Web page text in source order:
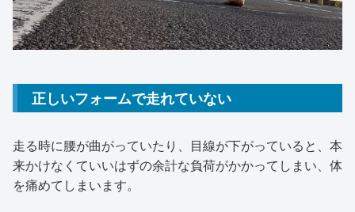
正しいフォームで走れていない
走る時に腰が曲がっていたり、目線が下がっていると、本
来かけなくていいはずの余計な負荷がかかってしまい、体
を痛めてしまいます。